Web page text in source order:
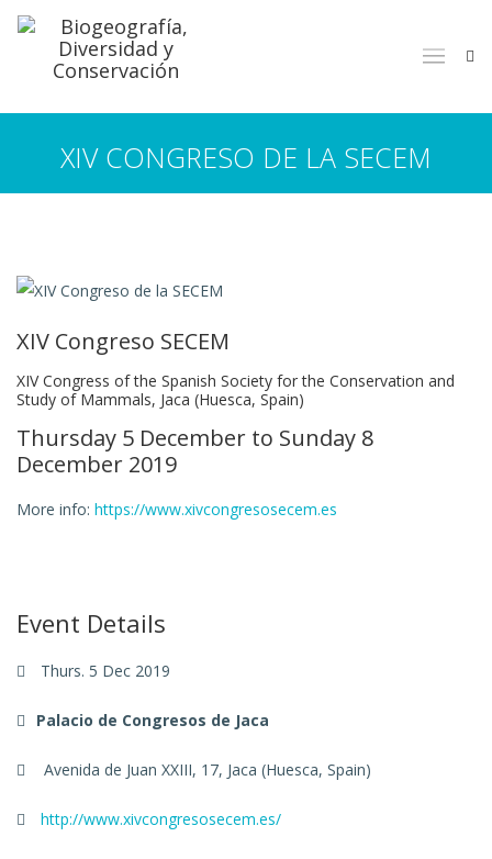
XIV CONGRESO DE LA SECEM
XIV Congreso SECEM
XIV Congress of the Spanish Society for the Conservation and
Study of Mammals, Jaca (Huesca, Spain)
Thursday 5 December to Sunday 8
December 2019
More info: https://www.xivcongresosecem.es
Event Details
Thurs. 5 Dec 2019
Palacio de Congresos de Jaca
Avenida de Juan XXIII, 17, Jaca (Huesca, Spain)
http://www.xivcongresosecem.es/